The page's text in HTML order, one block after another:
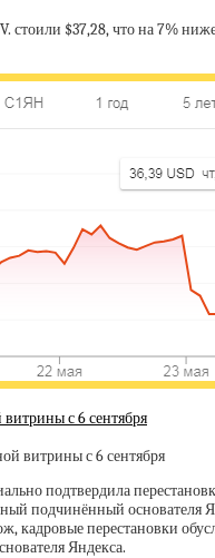
стоили $37,28, что на 7%
с 6 сентября
подтвердила
подчинённый основателя
кадровые перестановки
Яндекса.